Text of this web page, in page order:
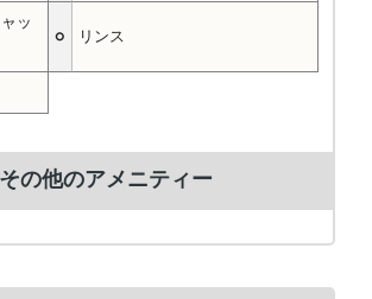
ッ
○ リンス
その他のアメニティー